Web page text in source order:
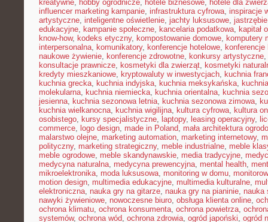
kreatywne, hobby ogrodnicze, hotele biznesowe, hotele dla
influencer marketing kampanie, infrastruktura cyfrowa, inspiracje
artystyczne, inteligentne oświetlenie, jachty luksusowe,
edukacyjne, kampanie społeczne, kancelaria podatkowa, kapitał
know-how, kodeks etyczny, kompostowanie domowe, komputery
interpersonalna, komunikatory, konferencje hotelowe, konferencje
naukowe żywienie, konferencje zdrowotne, konkursy artystyczne,
konsultacje prawnicze, kosmetyki dla zwierząt, kosmetyki
kredyty mieszkaniowe, kryptowaluty w inwestycjach, kuchnia
kuchnia grecka, kuchnia indyjska, kuchnia meksykańska,
molekularna, kuchnia niemiecka, kuchnia orientalna, kuchnia
jesienna, kuchnia sezonowa letnia, kuchnia sezonowa zimowa,
kuchnia wielkanocna, kuchnia wigilijna, kultura cyfrowa, kultura
osobistego, kursy specjalistyczne, laptopy, leasing operacyjny,
commerce, logo design, made in Poland, mała architektura
malarstwo olejne, marketing automation, marketing internetowy,
polityczny, marketing strategiczny, meble industrialne, meble
meble ogrodowe, meble skandynawskie, media tradycyjne,
medycyna naturalna, medycyna prewencyjna, mental health,
mikroelektronika, moda luksusowa, monitoring w domu,
motion design, multimedia edukacyjne, multimedia kulturalne,
elektroniczna, nauka gry na gitarze, nauka gry na pianinie, nauka
nawyki żywieniowe, nowoczesne biuro, obsługa klienta online,
ochrona klimatu, ochrona konsumenta, ochrona powietrza,
systemów, ochrona wód, ochrona zdrowia, ogród japoński, ogród